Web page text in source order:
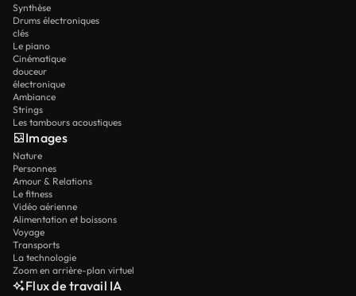
Synthèse
Drums électroniques
clés
Le piano
Cinématique
douceur
électronique
Ambiance
Strings
Les tambours acoustiques
Images
Nature
Personnes
Amour & Relations
Le fitness
Vidéo aérienne
Alimentation et boissons
Voyage
Transports
La technologie
Zoom en arrière-plan virtuel
Flux de travail IA